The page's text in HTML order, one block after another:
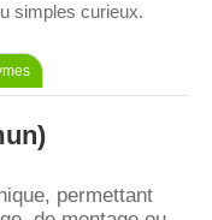
simples curieux.
permettant